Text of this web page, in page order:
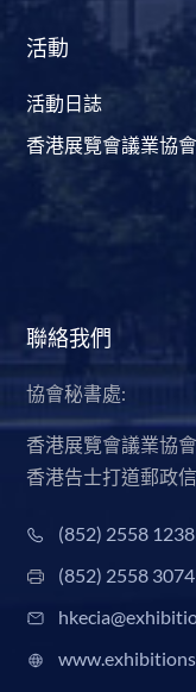
活動
活動日誌
香港展覽會議業協
聯絡我們
協會秘書處:
香港展覽會議業協會
香港告士打道郵政
(852) 2558 1238
(852) 2558 3074